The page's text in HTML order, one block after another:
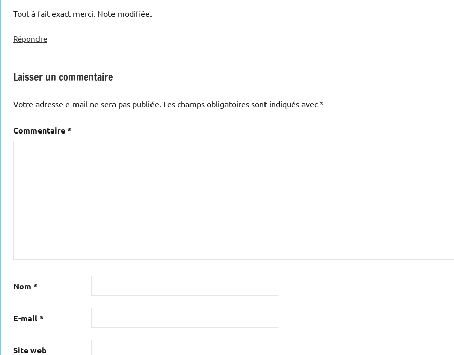
Tout à fait exact merci. Note modifiée.
Répondre
Laisser un commentaire
Votre adresse e-mail ne sera pas publiée. Les champs obligatoires sont indiqués avec *
Commentaire*
Nom *
E-mail*
Site web